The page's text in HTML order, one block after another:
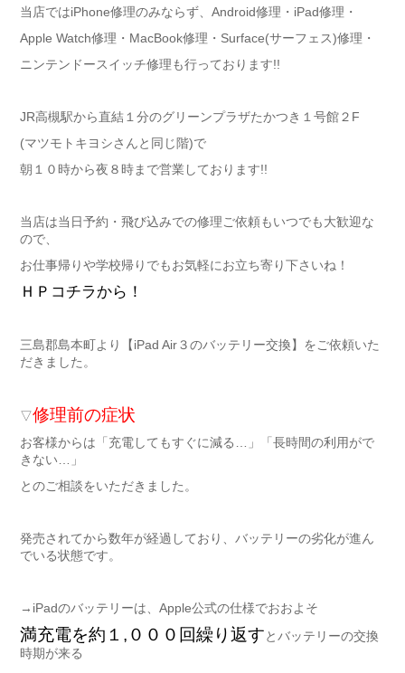
当店ではiPhone修理のみならず、Android修理・iPad修理・
Apple Watch修理・MacBook修理・Surface(サーフェス)修理・
ニンテンドースイッチ修理も行っております!!
JR高槻駅から直結１分のグリーンプラザたかつき１号館２F
(マツモトキヨシさんと同じ階)で
朝１０時から夜８時まで営業しております!!
当店は当日予約・飛び込みでの修理ご依頼もいつでも大歓迎な
ので、
お仕事帰りや学校帰りでもお気軽にお立ち寄り下さいね！
ＨＰコチラから！
三島郡島本町より【iPad Air３のバッテリー交換】をご依頼いた
だきました。
▽修理前の症状
お客様からは「充電してもすぐに減る…」「長時間の利用がで
きない…」
とのご相談をいただきました。
発売されてから数年が経過しており、バッテリーの劣化が進ん
でいる状態です。
→iPadのバッテリーは、Apple公式の仕様でおおよそ
満充電を約１,０００回繰り返すとバッテリーの交換
時期が来る